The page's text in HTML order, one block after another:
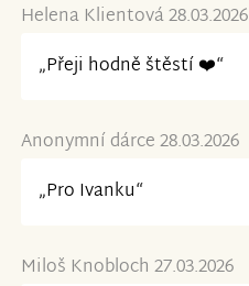
Helena Klientová 28.03.2026
„Přeji hodně štěstí ❤️“
Anonymní dárce 28.03.2026
„Pro Ivanku“
Miloš Knobloch 27.03.2026